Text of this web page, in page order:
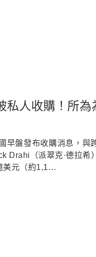
私人收購！所為
早盤發布收購消息，與
Drahi（派翠克·德拉希
美元（約1,1…